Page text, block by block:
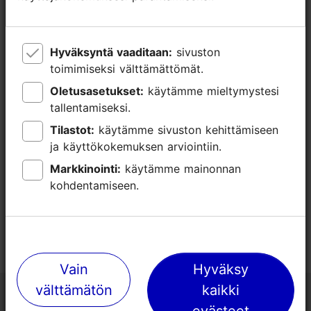
Tallinnan matkailuneuvonta
Hyväksyntä vaaditaan:
toimimiseksi välttämättömät.
Oletusasetukset:
tallentamiseksi.
Tilastot:
ja käyttökokemuksen arviointiin.
Markkinointi:
kohdentamiseen.
Vain
välttämätön
Hyväksy
kaikki
Hyväksyntä vaaditaan:
toimimiseksi välttämättömät.
Oletusasetukset:
tallentamiseksi.
Tilastot:
ja käyttökokemuksen arviointiin.
Markkinointi:
kohdentamiseen.
Vain
välttämätön
Hyväksy
kaikki